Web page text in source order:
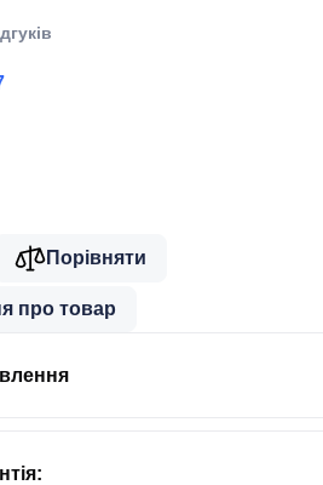
Порівняти
про товар